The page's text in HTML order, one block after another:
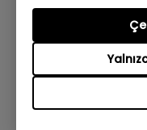
Abone olun